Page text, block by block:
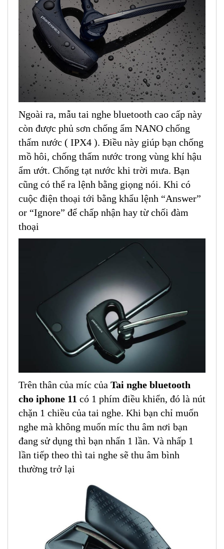
Ngoài ra, mẫu tai nghe bluetooth cao cấp này
còn được phủ sơn chống ẩm NANO chống
thấm nước ( IPX4 ). Điều này giúp bạn chống
mồ hôi, chống thấm nước trong vùng khí hậu
ẩm ướt. Chống tạt nước khi trời mưa. Bạn
cũng có thể ra lệnh bằng giọng nói. Khi có
cuộc điện thoại tới bằng khẩu lệnh “Answer”
or “Ignore” để chấp nhận hay từ chối đàm
thoại
Trên thân của míc của Tai nghe bluetooth
cho iphone 11 có 1 phím điều khiển, đó là nút
chặn 1 chiều của tai nghe. Khi bạn chỉ muốn
nghe mà không muốn míc thu âm nơi bạn
đang sử dụng thì bạn nhấn 1 lần. Và nhấp 1
lần tiếp theo thì tai nghe sẽ thu âm bình
thường trở lại